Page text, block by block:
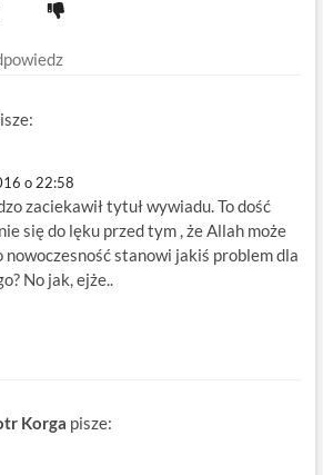
o 22:58
zaciekawił tytuł wywiadu. To dość
się do lęku przed tym , że Allah może
nowoczesność stanowi jakiś problem dla
No jak, ejże..
Korga pisze: